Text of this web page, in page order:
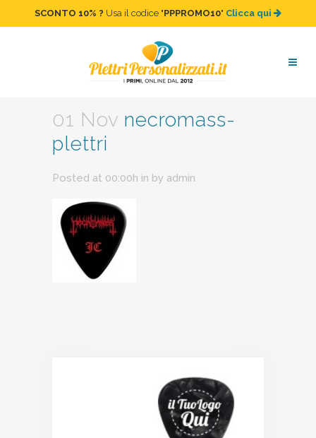
SCONTO 10% ? Usa il codice "PPPROMO10" Clicca qui
necromass-plettri
01 Nov necromass-
plettri
Posted at 00:00h in by admin